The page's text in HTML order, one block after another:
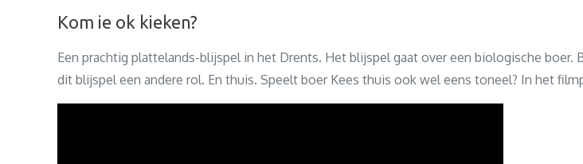
Kom ie ok kieken?
Een prachtig plattelands-blijspel in het Drents. Het blijspel gaat over een biologische boer.
dit blijspel een andere rol. En thuis. Speelt boer Kees thuis ook wel eens toneel? In het